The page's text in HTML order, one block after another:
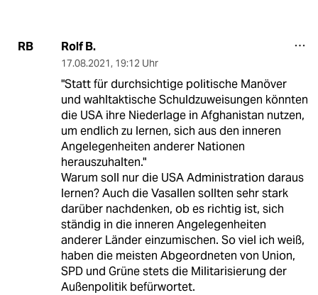
RB Rolf B.
17.08.2021, 19:12 Uhr
"Statt für durchsichtige politische Manöver
und wahltaktische Schuldzuweisungen könnten
die USA ihre Niederlage in Afghanistan nutzen,
um endlich zu lernen, sich aus den inneren
Angelegenheiten anderer Nationen
herauszuhalten."
Warum soll nur die USA Administration daraus
lernen? Auch die Vasallen sollten sehr stark
darüber nachdenken, ob es richtig ist, sich
ständig in die inneren Angelegenheiten
anderer Länder einzumischen. So viel ich weiß,
haben die meisten Abgeordneten von Union,
SPD und Grüne stets die Militarisierung der
Außenpolitik befürwortet.